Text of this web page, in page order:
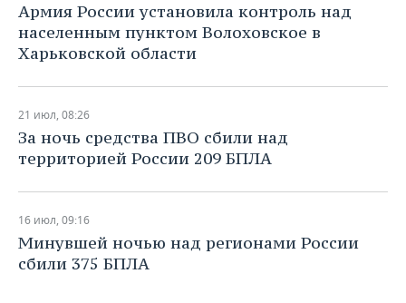
Армия России установила контроль над
населенным пунктом Волоховское в
Харьковской области
21 июл, 08:26
За ночь средства ПВО сбили над
территорией России 209 БПЛА
16 июл, 09:16
Минувшей ночью над регионами России
сбили 375 БПЛА